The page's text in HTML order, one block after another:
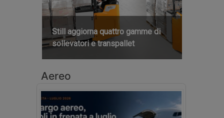
Still aggiorna quattro gamme di
sollevatori e transpallet
Aereo